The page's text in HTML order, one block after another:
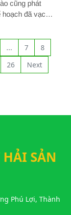
cũng phát
hoạch đã vạch
lại những
được
... 7
8
26
Next
SẢN
Phú Lợi, Thành